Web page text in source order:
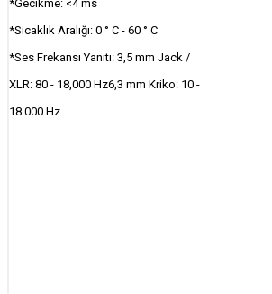
*Gecikme: <4 ms
*Sıcaklık Aralığı: 0 ° C - 60 ° C
*Ses Frekansı Yanıtı: 3,5 mm Jack /
XLR: 80 - 18,000 Hz6,3 mm Kriko: 10 -
18.000 Hz